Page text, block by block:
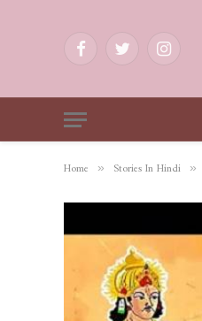
FacebookTwitterInstagram
Home » Stories In Hindi »